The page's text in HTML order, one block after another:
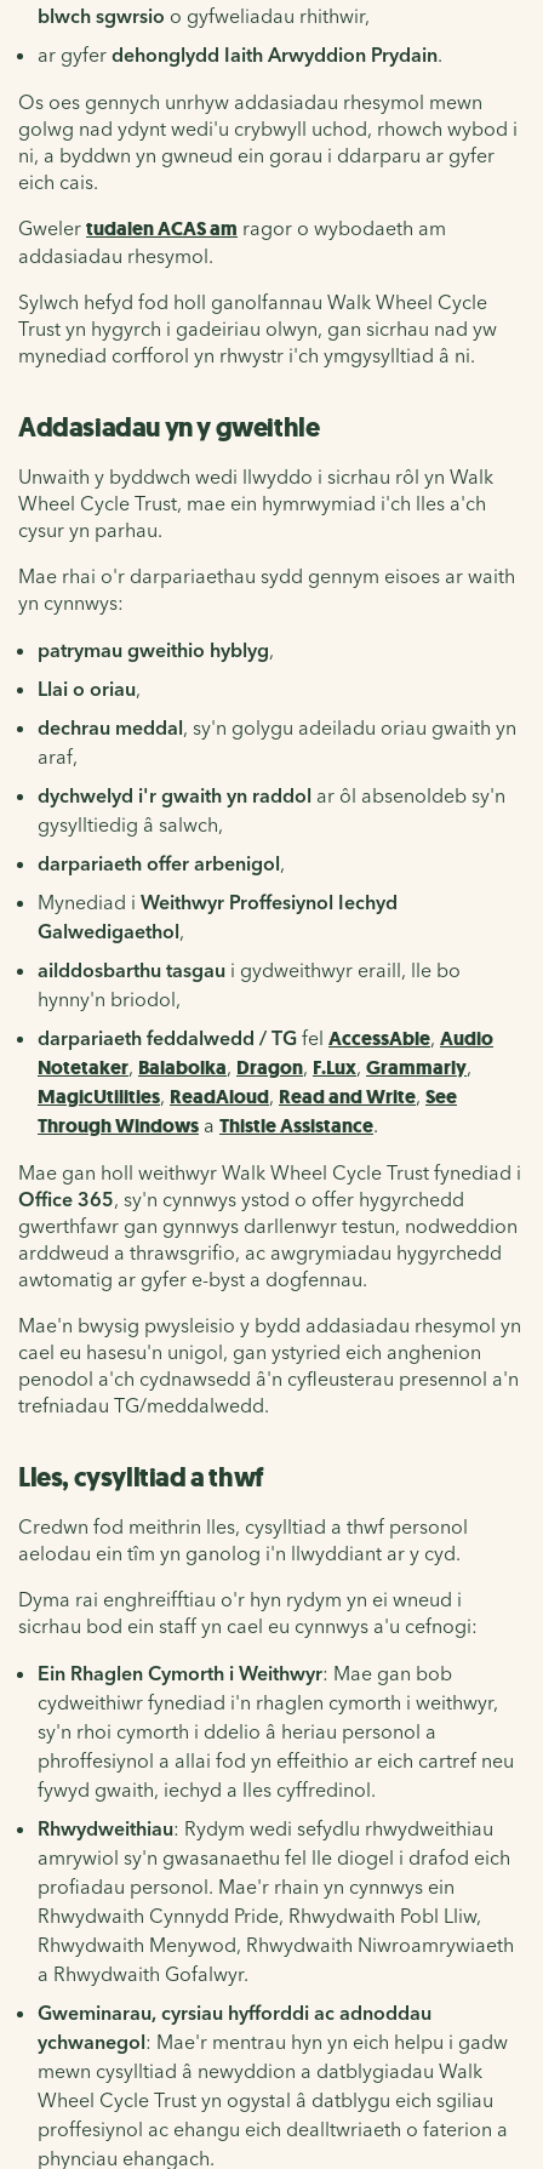
blwch sgwrsio o gyfweliadau rhithwir,
ar gyfer dehonglydd Iaith Arwyddion Prydain.
Os oes gennych unrhyw addasiadau rhesymol mewn
golwg nad ydynt wedi'u crybwyll uchod, rhowch wybod i
ni, a byddwn yn gwneud ein gorau i ddarparu ar gyfer
eich cais.
Gweler tudalen ACAS am ragor o wybodaeth am
addasiadau rhesymol.
Sylwch hefyd fod holl ganolfannau Walk Wheel Cycle
Trust yn hygyrch i gadeiriau olwyn, gan sicrhau nad yw
mynediad corfforol yn rhwystr i'ch ymgysylltiad â ni.
Addasiadau yn y gweithle
Unwaith y byddwch wedi llwyddo i sicrhau rôl yn Walk
Wheel Cycle Trust, mae ein hymrwymiad i'ch lles a'ch
cysur yn parhau.
Mae rhai o'r darpariaethau sydd gennym eisoes ar waith
yn cynnwys:
patrymau gweithio hyblyg,
Llai o oriau,
dechrau meddal, sy'n golygu adeiladu oriau gwaith yn
araf,
dychwelyd i'r gwaith yn raddol ar ôl absenoldeb sy'n
gysylltiedig â salwch,
darpariaeth offer arbenigol,
Mynediad i Weithwyr Proffesiynol Iechyd
Galwedigaethol,
ailddosbarthu tasgau i gydweithwyr eraill, lle bo
hynny'n briodol,
darpariaeth feddalwedd / TG fel AccessAble, Audio
Notetaker, Balabolka, Dragon, F.Lux, Grammarly,
MagicUtilities, ReadAloud, Read and Write, See
Through Windows a Thistle Assistance.
Mae gan holl weithwyr Walk Wheel Cycle Trust fynediad i
Office 365, sy'n cynnwys ystod o offer hygyrchedd
gwerthfawr gan gynnwys darllenwyr testun, nodweddion
arddweud a thrawsgrifio, ac awgrymiadau hygyrchedd
awtomatig ar gyfer e-byst a dogfennau.
Mae'n bwysig pwysleisio y bydd addasiadau rhesymol yn
cael eu hasesu'n unigol, gan ystyried eich anghenion
penodol a'ch cydnawsedd â'n cyfleusterau presennol a'n
trefniadau TG/meddalwedd.
Lles, cysylltiad a thwf
Credwn fod meithrin lles, cysylltiad a thwf personol
aelodau ein tîm yn ganolog i'n llwyddiant ar y cyd.
Dyma rai enghreifftiau o'r hyn rydym yn ei wneud i
sicrhau bod ein staff yn cael eu cynnwys a'u cefnogi:
Ein Rhaglen Cymorth i Weithwyr: Mae gan bob
cydweithiwr fynediad i'n rhaglen cymorth i weithwyr,
sy'n rhoi cymorth i ddelio â heriau personol a
phroffesiynol a allai fod yn effeithio ar eich cartref neu
fywyd gwaith, iechyd a lles cyffredinol.
Rhwydweithiau: Rydym wedi sefydlu rhwydweithiau
amrywiol sy'n gwasanaethu fel lle diogel i drafod eich
profiadau personol. Mae'r rhain yn cynnwys ein
Rhwydwaith Cynnydd Pride, Rhwydwaith Pobl Lliw,
Rhwydwaith Menywod, Rhwydwaith Niwroamrywiaeth
a Rhwydwaith Gofalwyr.
Gweminarau, cyrsiau hyfforddi ac adnoddau
ychwanegol: Mae'r mentrau hyn yn eich helpu i gadw
mewn cysylltiad â newyddion a datblygiadau Walk
Wheel Cycle Trust yn ogystal â datblygu eich sgiliau
proffesiynol ac ehangu eich dealltwriaeth o faterion a
phynciau ehangach.